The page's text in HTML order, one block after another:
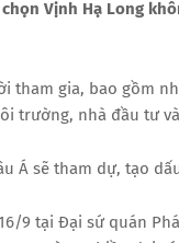
Vịnh Hạ Long
tham gia, bao gồm
trường, nhà đầu tư
Á sẽ tham dự, tạo
9 tại Đại sứ quán